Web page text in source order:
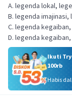
A. legenda lokal,
B. legenda
C. legenda
D. legenda
Ikuti
100rb
Habis